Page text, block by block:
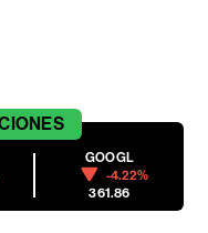
GOOGL
-4.22%
361.86